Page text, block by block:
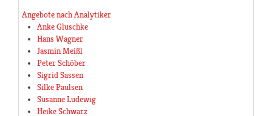
Angebote nach Analytiker
Anke Gluschke
Hans Wagner
Jasmin Meißl
Peter Schöber
Sigrid Sassen
Silke Paulsen
Susanne Ludewig
Heike Schwarz